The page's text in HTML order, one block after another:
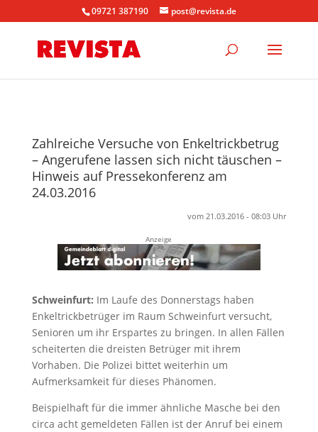
09721 387190 post@revista.de
Zahlreiche Versuche von Enkeltrickbetrug
– Angerufene lassen sich nicht täuschen –
Hinweis auf Pressekonferenz am
24.03.2016
vom 21.03.2016 - 08:03 Uhr
Anzeige
Schweinfurt: Im Laufe des Donnerstags haben
Enkeltrickbetrüger im Raum Schweinfurt versucht,
Senioren um ihr Erspartes zu bringen. In allen Fällen
scheiterten die dreisten Betrüger mit ihrem
Vorhaben. Die Polizei bittet weiterhin um
Aufmerksamkeit für dieses Phänomen.
Beispielhaft für die immer ähnliche Masche bei den
circa acht gemeldeten Fällen ist der Anruf bei einem